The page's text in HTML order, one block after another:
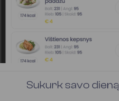
Sukurk savo dieną